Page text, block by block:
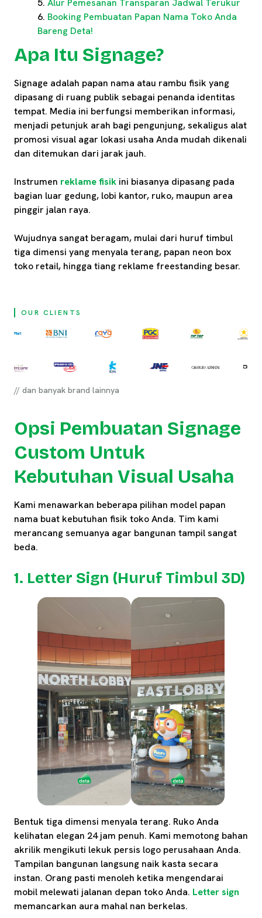
Alur Pemesanan Transparan Jadwal Terukur
Booking Pembuatan Papan Nama Toko Anda
Bareng Deta!
Apa Itu Signage?
Signage adalah papan nama atau rambu fisik yang
dipasang di ruang publik sebagai penanda identitas
tempat. Media ini berfungsi memberikan informasi,
menjadi petunjuk arah bagi pengunjung, sekaligus alat
promosi visual agar lokasi usaha Anda mudah dikenali
dan ditemukan dari jarak jauh.
Instrumen reklame fisik ini biasanya dipasang pada
bagian luar gedung, lobi kantor, ruko, maupun area
pinggir jalan raya.
Wujudnya sangat beragam, mulai dari huruf timbul
tiga dimensi yang menyala terang, papan neon box
toko retail, hingga tiang reklame freestanding besar.
OUR CLIENTS
// dan banyak brand lainnya
Opsi Pembuatan Signage
Custom Untuk
Kebutuhan Visual Usaha
Kami menawarkan beberapa pilihan model papan
nama buat kebutuhan fisik toko Anda. Tim kami
merancang semuanya agar bangunan tampil sangat
beda.
1. Letter Sign (Huruf Timbul 3D)
Bentuk tiga dimensi menyala terang. Ruko Anda
kelihatan elegan 24 jam penuh. Kami memotong bahan
akrilik mengikuti lekuk persis logo perusahaan Anda.
Tampilan bangunan langsung naik kasta secara
instan. Orang pasti menoleh ketika mengendarai
mobil melewati jalanan depan toko Anda. Letter sign
memancarkan aura mahal nan berkelas.